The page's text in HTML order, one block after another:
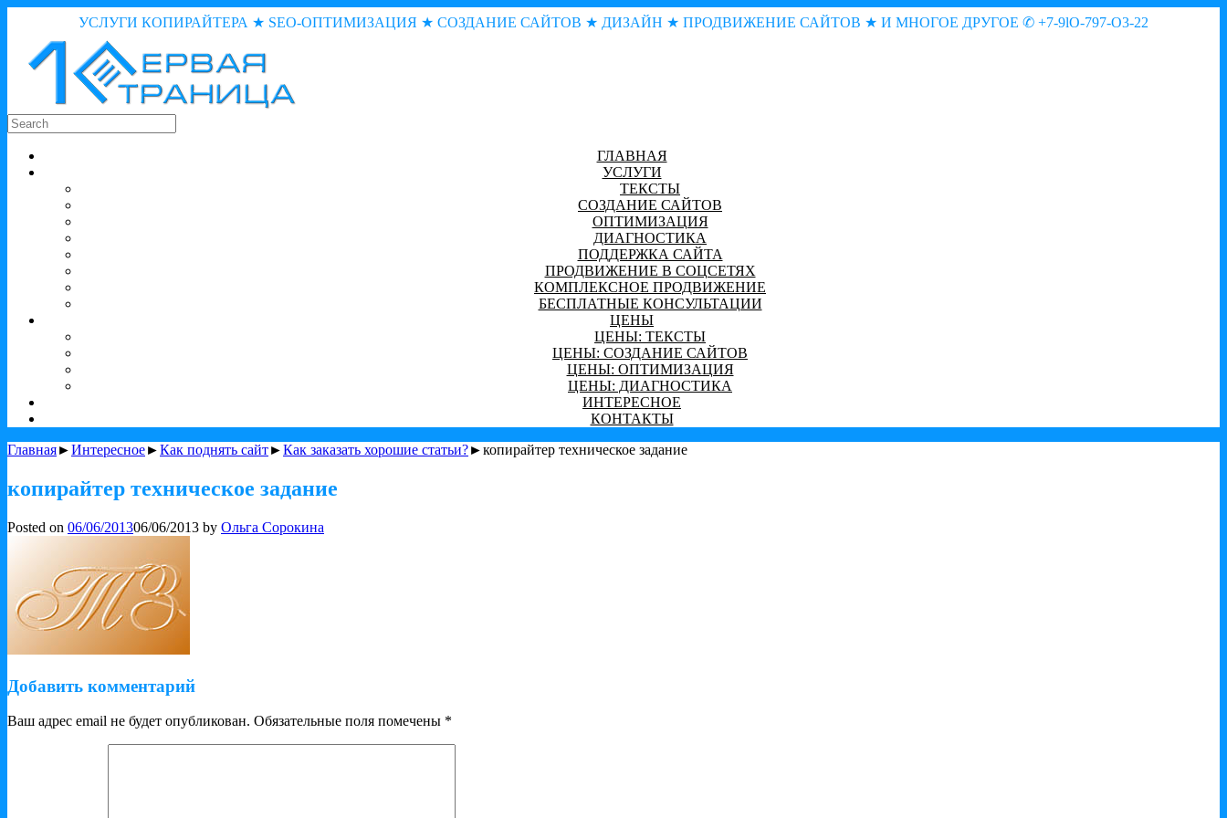
УСЛУГИ КОПИРАЙТЕРА ★ SEO-ОПТИМИЗАЦИЯ ★ СОЗДАНИЕ САЙТОВ ★ ДИЗАЙН ★ ПРОДВИЖЕНИЕ САЙТОВ ★ И МНОГОЕ ДРУГОЕ ✆ +7-9lO-797-O3-22
ГЛАВНАЯ
УСЛУГИ
ТЕКСТЫ
СОЗДАНИЕ САЙТОВ
ОПТИМИЗАЦИЯ
ДИАГНОСТИКА
ПОДДЕРЖКА САЙТА
ПРОДВИЖЕНИЕ В СОЦСЕТЯХ
КОМПЛЕКСНОЕ ПРОДВИЖЕНИЕ
БЕСПЛАТНЫЕ КОНСУЛЬТАЦИИ
ЦЕНЫ
ЦЕНЫ: ТЕКСТЫ
ЦЕНЫ: СОЗДАНИЕ САЙТОВ
ЦЕНЫ: ОПТИМИЗАЦИЯ
ЦЕНЫ: ДИАГНОСТИКА
ИНТЕРЕСНОЕ
КОНТАКТЫ
Главная►Интересное►Как поднять сайт►Как заказать хорошие статьи?►копирайтер техническое задание
копирайтер техническое задание
Posted on 06/06/201306/06/2013 by Ольга Сорокина
Добавить комментарий
Ваш адрес email не будет опубликован. Обязательные поля помечены *